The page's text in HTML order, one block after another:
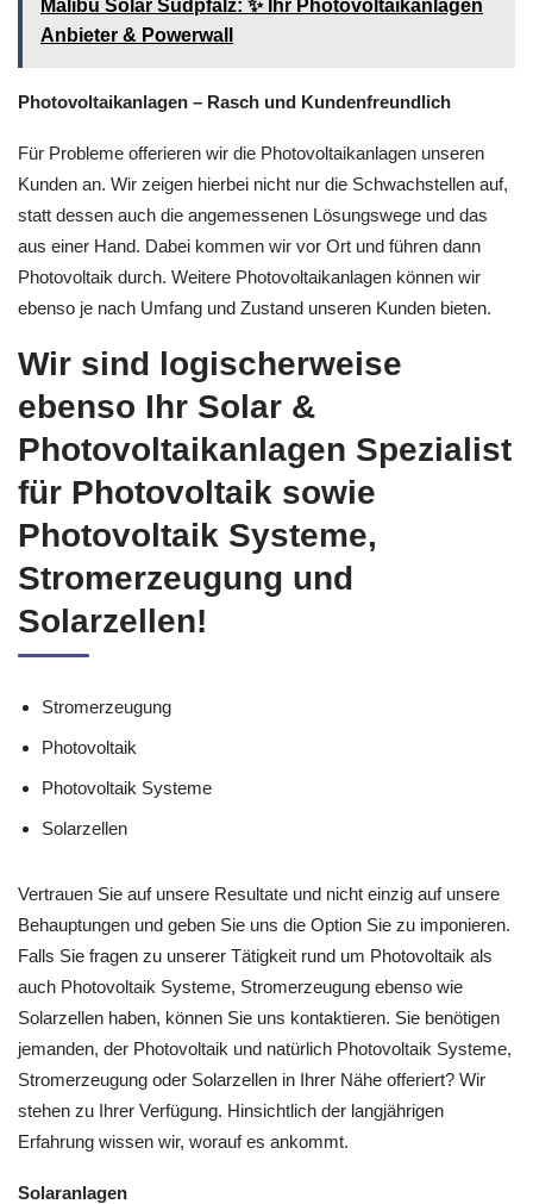
Malibu Solar Südpfalz: ✨ Ihr Photovoltaikanlagen
Anbieter & Powerwall
Photovoltaikanlagen – Rasch und Kundenfreundlich
Für Probleme offerieren wir die Photovoltaikanlagen unseren
Kunden an. Wir zeigen hierbei nicht nur die Schwachstellen auf,
statt dessen auch die angemessenen Lösungswege und das
aus einer Hand. Dabei kommen wir vor Ort und führen dann
Photovoltaik durch. Weitere Photovoltaikanlagen können wir
ebenso je nach Umfang und Zustand unseren Kunden bieten.
Wir sind logischerweise
ebenso Ihr Solar &
Photovoltaikanlagen Spezialist
für Photovoltaik sowie
Photovoltaik Systeme,
Stromerzeugung und
Solarzellen!
Stromerzeugung
Photovoltaik
Photovoltaik Systeme
Solarzellen
Vertrauen Sie auf unsere Resultate und nicht einzig auf unsere
Behauptungen und geben Sie uns die Option Sie zu imponieren.
Falls Sie fragen zu unserer Tätigkeit rund um Photovoltaik als
auch Photovoltaik Systeme, Stromerzeugung ebenso wie
Solarzellen haben, können Sie uns kontaktieren. Sie benötigen
jemanden, der Photovoltaik und natürlich Photovoltaik Systeme,
Stromerzeugung oder Solarzellen in Ihrer Nähe offeriert? Wir
stehen zu Ihrer Verfügung. Hinsichtlich der langjährigen
Erfahrung wissen wir, worauf es ankommt.
Solaranlagen